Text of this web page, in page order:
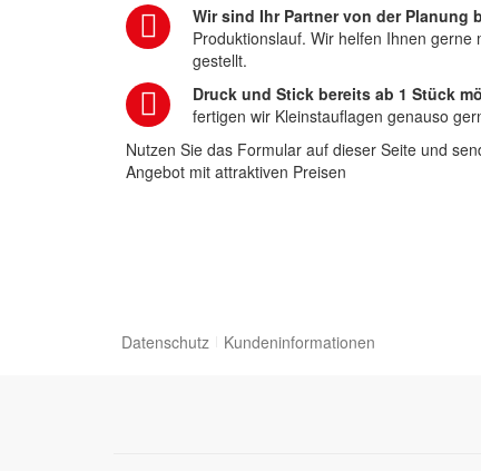
Wir sind Ihr Partner von der Planung
Produktionslauf. Wir helfen Ihnen
gestellt.
Druck und Stick bereits ab 1 Stück
fertigen wir Kleinstauflagen genauso
Nutzen Sie das Formular auf dieser Seite und
Angebot mit attraktiven Preisen
Datenschutz Kundeninformationen